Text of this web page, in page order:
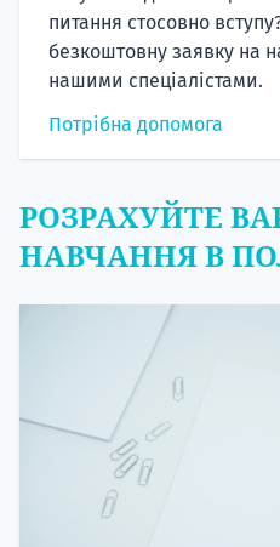
питання стосовно
безкоштовну заявку на
нашими спеціалістами.
Потрібна допомога
РОЗРАХУЙТЕ
НАВЧАННЯ В